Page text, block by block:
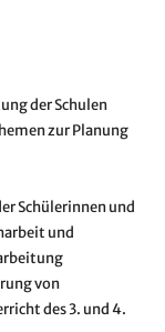
der Schulen
zur Planung
Schülerinnen und
und
von
des 3. und 4.